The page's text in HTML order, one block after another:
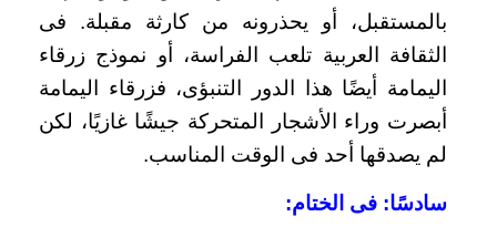
بالمستقبل، أو يحذرونه من كارثة مقبلة. فى
الثقافة العربية تلعب الفراسة، أو نموذج زرقاء
اليمامة أيضًا هذا الدور التنبؤى، فزرقاء اليمامة
أبصرت وراء الأشجار المتحركة جيشًا غازيًا، لكن
لم يصدقها أحد فى الوقت المناسب.
سادسًا: فى الختام: